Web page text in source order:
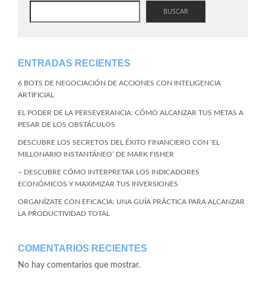
BUSCAR
ENTRADAS RECIENTES
6 BOTS DE NEGOCIACIÓN DE ACCIONES CON INTELIGENCIA
ARTIFICIAL
EL PODER DE LA PERSEVERANCIA: CÓMO ALCANZAR TUS METAS A
PESAR DE LOS OBSTÁCULOS
DESCUBRE LOS SECRETOS DEL ÉXITO FINANCIERO CON ‘EL
MILLONARIO INSTANTÁNEO’ DE MARK FISHER
– DESCUBRE CÓMO INTERPRETAR LOS INDICADORES
ECONÓMICOS Y MAXIMIZAR TUS INVERSIONES
ORGANÍZATE CON EFICACIA: UNA GUÍA PRÁCTICA PARA ALCANZAR
LA PRODUCTIVIDAD TOTAL
COMENTARIOS RECIENTES
No hay comentarios que mostrar.